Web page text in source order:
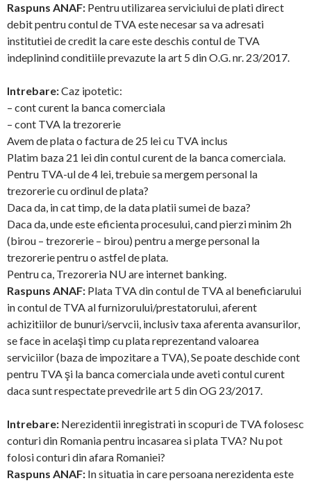
Raspuns ANAF: Pentru utilizarea serviciului de plati direct
debit pentru contul de TVA este necesar sa va adresati
institutiei de credit la care este deschis contul de TVA
indeplinind conditiile prevazute la art 5 din O.G. nr. 23/2017.
Intrebare:Caz ipotetic:
– cont curent la banca comerciala
– cont TVA la trezorerie
Avem de plata o factura de 25 lei cu TVA inclus
Platim baza 21 lei din contul curent de la banca comerciala.
Pentru TVA-ul de 4 lei, trebuie sa mergem personal la
trezorerie cu ordinul de plata?
Daca da, in cat timp, de la data platii sumei de baza?
Daca da, unde este eficienta procesului, cand pierzi minim 2h
(birou – trezorerie – birou) pentru a merge personal la
trezorerie pentru o astfel de plata.
Pentru ca, Trezoreria NU are internet banking.
Raspuns ANAF: Plata TVA din contul de TVA al beneficiarului
in contul de TVA al furnizorului/prestatorului, aferent
achizitiilor de bunuri/servcii, inclusiv taxa aferenta avansurilor,
se face in acelaşi timp cu plata reprezentand valoarea
serviciilor (baza de impozitare a TVA), Se poate deschide cont
pentru TVA şi la banca comerciala unde aveti contul curent
daca sunt respectate prevedrile art 5 din OG 23/2017.
Intrebare: Nerezidentii inregistrati in scopuri de TVA folosesc
conturi din Romania pentru incasarea si plata TVA? Nu pot
folosi conturi din afara Romaniei?
Raspuns ANAF: In situatia in care persoana nerezidenta este